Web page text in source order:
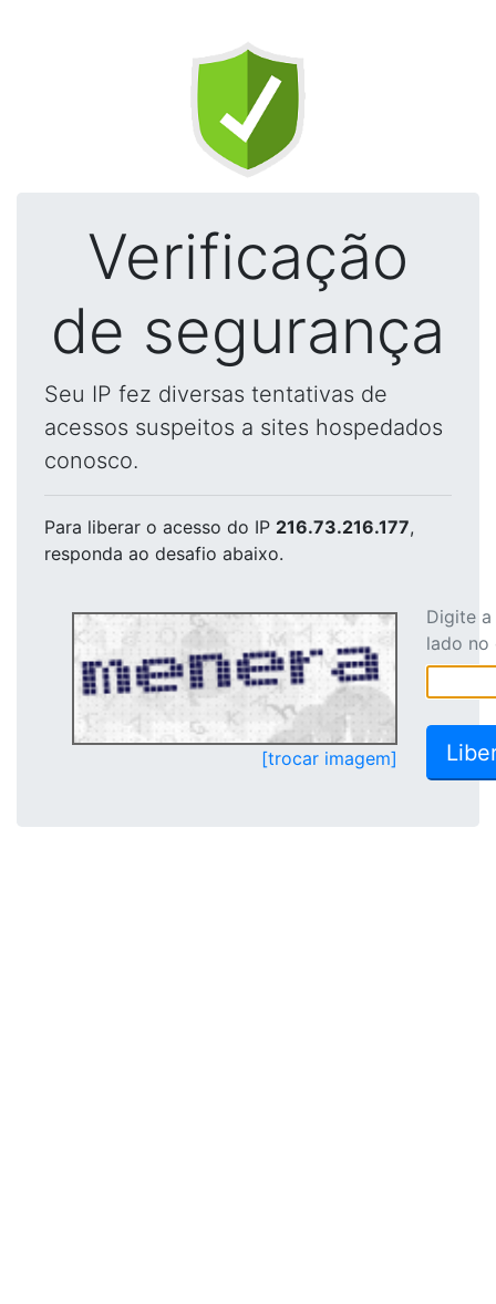
Verificação
de segurança
Seu IP fez diversas tentativas de
acessos suspeitos a sites hospedados
conosco.
Para liberar o acesso do IP 216.73.216.177,
responda ao desafio abaixo.
[trocar imagem]
Digite
lado no